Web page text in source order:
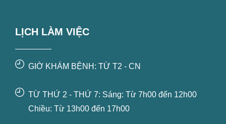
LỊCH LÀM VIỆC
GIỜ KHÁM BỆNH: TỪ T2 - CN
TỪ THỨ 2 - THỨ 7: Sáng: Từ 7h00 đến 12h00
Chiều: Từ 13h00 đến 17h00